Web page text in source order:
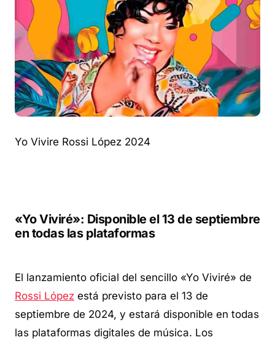
Yo Vivire Rossi López 2024
«Yo Viviré»: Disponible el 13 de septiembre
en todas las plataformas
El lanzamiento oficial del sencillo «Yo Viviré» de
Rossi López está previsto para el 13 de
septiembre de 2024, y estará disponible en todas
las plataformas digitales de música. Los